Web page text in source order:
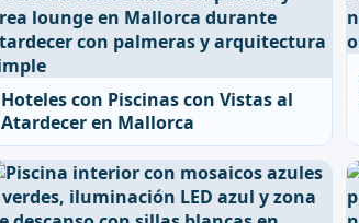
Hoteles con Piscinas con Vistas al
Atardecer en Mallorca